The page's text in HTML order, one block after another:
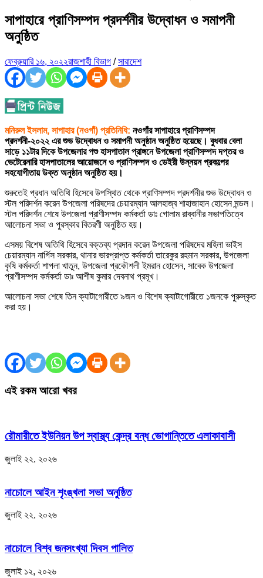
সাপাহারে প্রাণিসম্পদ প্রদর্শনীর উদ্বোধন ও সমাপনী
অনুষ্ঠিত
ফেব্রুয়ারি ১৬, ২০২২রাজশাহী বিভাগ /সারাদেশ
মনিরুল ইসলাম, সাপাহার (নওগাঁ) প্রতিনিধি: নওগাঁর সাপাহারে প্রাণিসম্পদ
প্রদর্শনী-২০২২ এর শুভ উদ্বোধন ও সমাপনী অনুষ্ঠান অনুষ্ঠিত হয়েছে। বুধবার বেলা
সাড়ে ১১টার দিকে উপজেলার পশু হাসপাতাল প্রাঙ্গনে উপজেলা প্রাণিসম্পদ দপ্তর ও
ভেটেরেনারি হাসপাতালের আয়োজনে ও প্রাণিসম্পদ ও ডেইরী উন্নয়ন প্রকল্পের
সহযোগীতায় উক্ত অনুষ্ঠান অনুষ্ঠিত হয়।
শুরুতেই প্রধান অতিথি হিসেবে উপস্থিত থেকে প্রাণিসম্পদ প্রদর্শনীর শুভ উদ্বোধন ও
স্টল পরিদর্শন করেন উপজেলা পরিষদের চেয়ারম্যান আলহাজ্ব শাহাজাহান হোসেন মন্ডল।
স্টল পরিদর্শন শেষে উপজেলা প্রাণীসম্পদ কর্মকর্তা ডাঃ গোলাম রাব্বানীর সভাপতিত্বে
আলোচনা সভা ও পুরস্কার বিতরণী অনুষ্ঠিত হয়।
এসময় বিশেষ অতিথি হিসেবে বক্তব্য প্রদান করেন উপজেলা পরিষদের মহিলা ভাইস
চেয়ারম্যান নার্গিস সরকার, থানার ভারপ্রাপ্ত কর্মকর্তা তারেকুর রহমান সরকার, উপজেলা
কৃষি কর্মকর্তা শাপলা খাতুন, উপজেলা প্রকৌশলী ইমরান হোসেন, সাবেক উপজেলা
প্রাণীসম্পদ কর্মকর্তা ডাঃ আশীষ কুমার দেবনাথ প্রমূখ।
আলোচনা সভা শেষে তিন ক্যাটাগোরীতে ৯জন ও বিশেষ ক্যাটাগোরীতে ১জনকে পুরুস্কৃত
করা হয়।
এই রকম আরো খবর
রৌমারীতে ইউনিয়ন উপ স্বাস্থ্য কেন্দ্র বন্ধ ভোগান্তিতে এলাকাবাসী
জুলাই ২২, ২০২৬
নাচোলে আইন শৃংঙ্খলা সভা অনুষ্ঠিত
জুলাই ২২, ২০২৬
নাচোলে বিশ্ব জনসংখ্যা দিবস পালিত
জুলাই ১২, ২০২৬